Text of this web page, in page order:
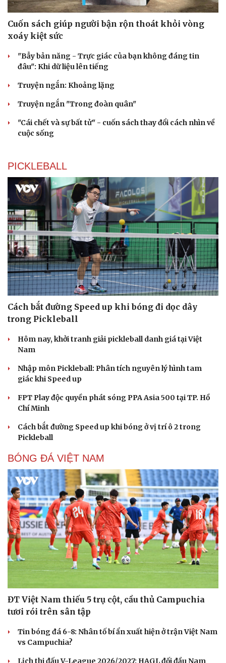
Cuốn sách giúp người bận rộn thoát khỏi vòng
xoáy kiệt sức
"Bẫy bản năng - Trực giác của bạn không đáng tin
đâu": Khi dữ liệu lên tiếng
Truyện ngắn: Khoảng lặng
Truyện ngắn "Trong đoàn quân"
"Cái chết và sự bất tử" - cuốn sách thay đổi cách nhìn về
cuộc sống
PICKLEBALL
Cách bắt đường Speed up khi bóng đi dọc dây
trong Pickleball
Hôm nay, khởi tranh giải pickleball danh giá tại Việt
Nam
Nhập môn Pickleball: Phân tích nguyên lý hình tam
giác khi Speed up
FPT Play độc quyền phát sóng PPA Asia 500 tại TP. Hồ
Chí Minh
Cách bắt đường Speed up khi bóng ở vị trí ô 2 trong
Pickleball
BÓNG ĐÁ VIỆT NAM
ĐT Việt Nam thiếu 5 trụ cột, cầu thủ Campuchia
tươi rói trên sân tập
Tin bóng đá 6-8: Nhân tố bí ẩn xuất hiện ở trận Việt Nam
vs Campuchia?
Lịch thi đấu V-League 2026/2027: HAGL đối đầu Nam